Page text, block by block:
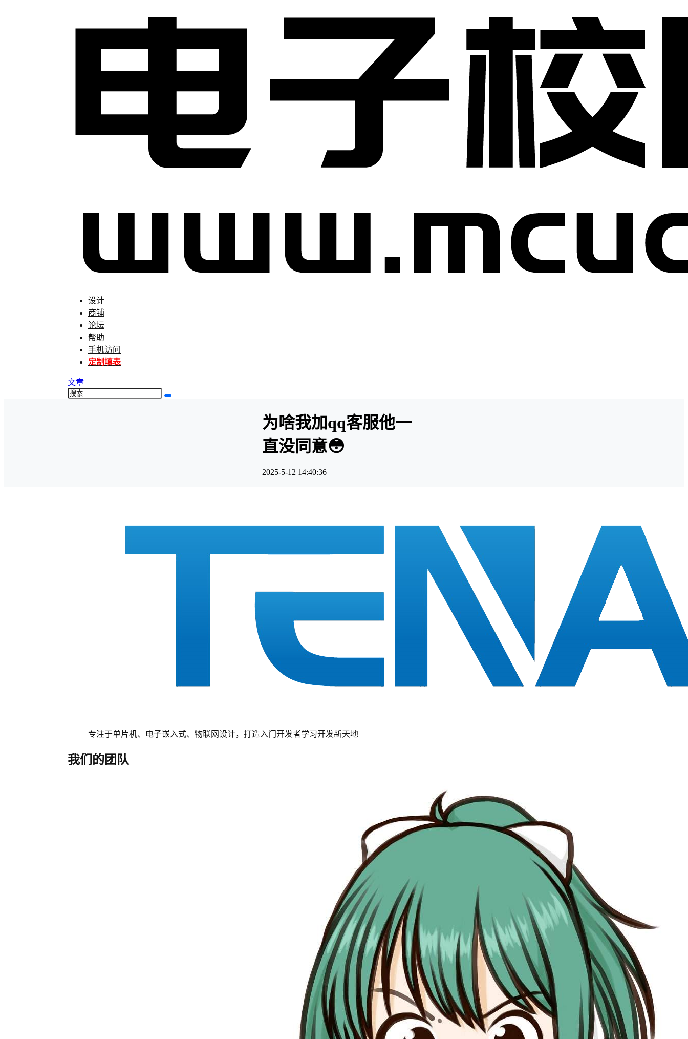
设计
商铺
论坛
帮助
手机访问
定制填表
文章
为啥我加qq客服他一
直没同意😳
2025-5-12 14:40:36
专注于单片机、电子嵌入式、物联网设计，打造入门开发者学习开发新天地
我们的团队